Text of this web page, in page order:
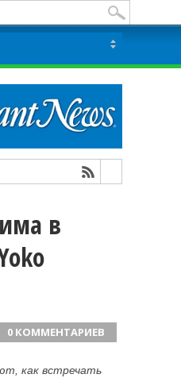
в
0 КОММЕНТАРИЕВ
как встречать